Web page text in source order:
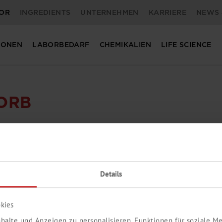
Details
INGREDIENTS UNTERNEHMEN KARRIERE NEWS
LABORBEDARF CHEMIKALIEN LIFE SCIENCE